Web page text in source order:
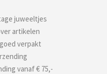
juweeltjes
artikelen
verpakt
vanaf € 75,-